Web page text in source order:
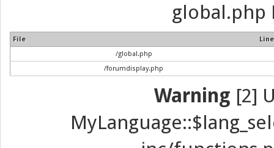
global.php
File
Line
/global.php
/forumdisplay.php
Warning [2]